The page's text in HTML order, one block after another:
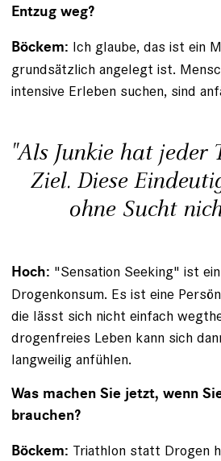
Entzug weg?
Böckem: Ich glaube, das ist ein
grundsätzlich angelegt ist.
intensive Erleben suchen, sind
"Als Junkie hat jeder
Ziel. Diese
ohne Sucht
Hoch: "Sensation Seeking" ist
Drogenkonsum. Es ist eine
die lässt sich nicht einfach
drogenfreies Leben kann sich
langweilig anfühlen.
Was machen Sie jetzt, wenn
brauchen?
Böckem: Triathlon statt Drogen